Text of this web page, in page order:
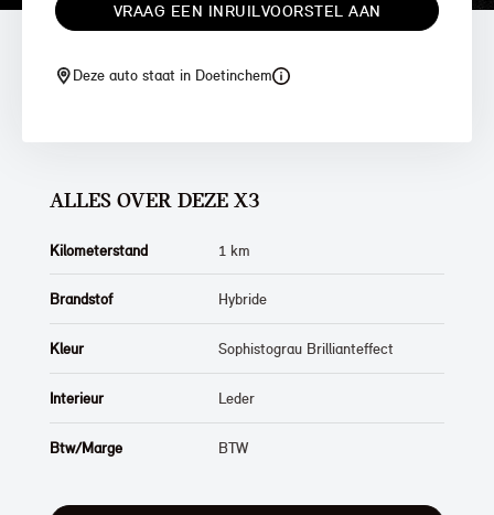
VRAAG EEN INRUILVOORSTEL AAN
Deze auto staat in Doetinchem
ALLES OVER DEZE X3
Kilometerstand 1 km
Brandstof Hybride
Kleur Sophistograu Brillianteffect
Interieur Leder
Btw/Marge BTW